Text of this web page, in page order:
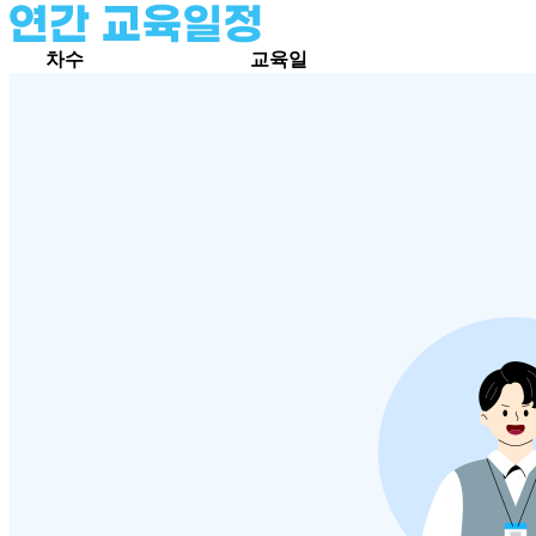
차수 교육일